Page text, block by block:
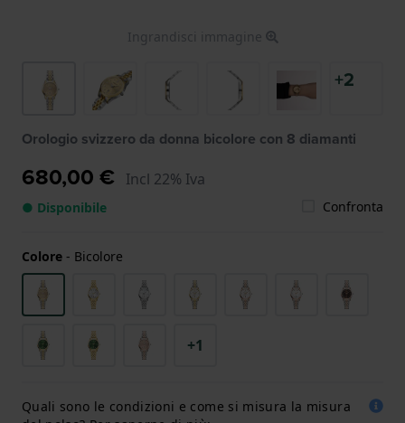
Ingrandisci immagine
+2
Orologio svizzero da donna bicolore con 8 diamanti
680,00 € Incl 22% Iva
● Disponibile Confronta
Colore - Bicolore
+1
Quali sono le condizioni e come si misura la misura